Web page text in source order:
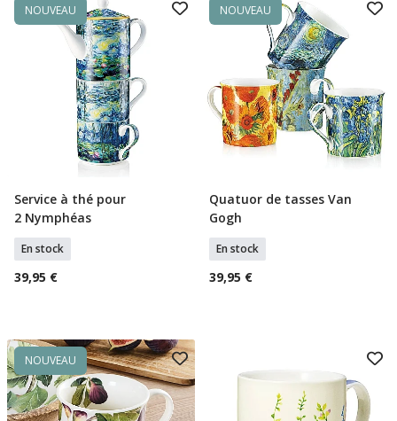
NOUVEAU
Ajouter Au Panier
Service à thé pour
2 Nymphéas
En stock
39,95 €
NOUVEAU
Ajouter Au Panier
Quatuor de tasses Van
Gogh
En stock
39,95 €
NOUVEAU